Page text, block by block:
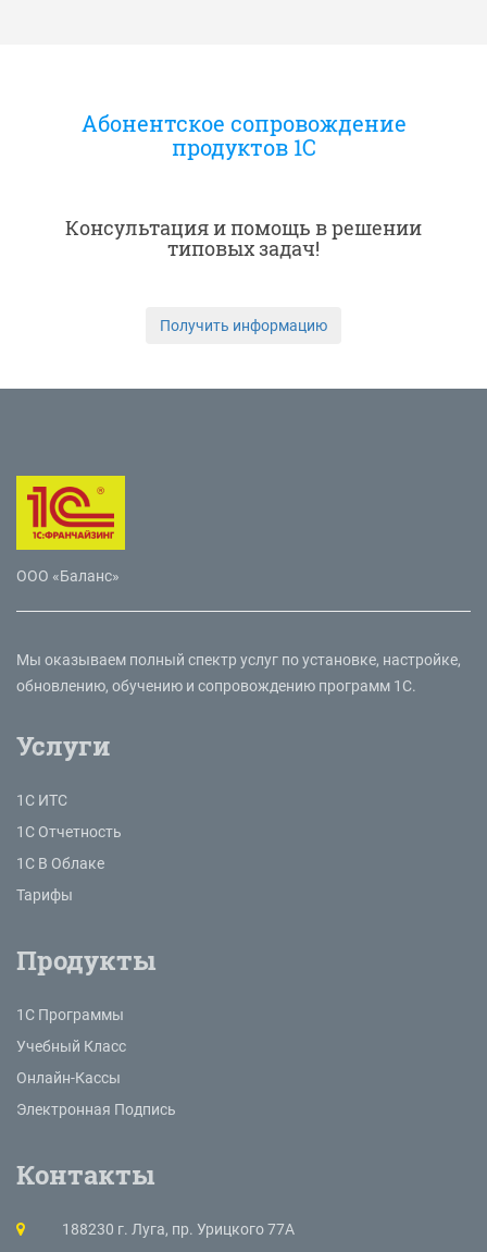
Абонентское сопровождение
продуктов 1C
Консультация и помощь в решении
типовых задач!
Получить информацию
ООО «Баланс»
Мы оказываем полный спектр услуг по установке, настройке,
обновлению, обучению и сопровождению программ 1С.
Услуги
1С ИТС
1С Отчетность
1С В Облаке
Тарифы
Продукты
1С Программы
Учебный Класс
Онлайн-Кассы
Электронная Подпись
Контакты
188230 г. Луга, пр. Урицкого 77А